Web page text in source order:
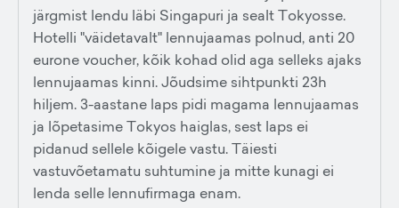
järgmist lendu läbi Singapuri ja sealt Tokyosse.
Hotelli "väidetavalt" lennujaamas polnud, anti 20
eurone voucher, kõik kohad olid aga selleks ajaks
lennujaamas kinni. Jõudsime sihtpunkti 23h
hiljem. 3-aastane laps pidi magama lennujaamas
ja lõpetasime Tokyos haiglas, sest laps ei
pidanud sellele kõigele vastu. Täiesti
vastuvõetamatu suhtumine ja mitte kunagi ei
lenda selle lennufirmaga enam.